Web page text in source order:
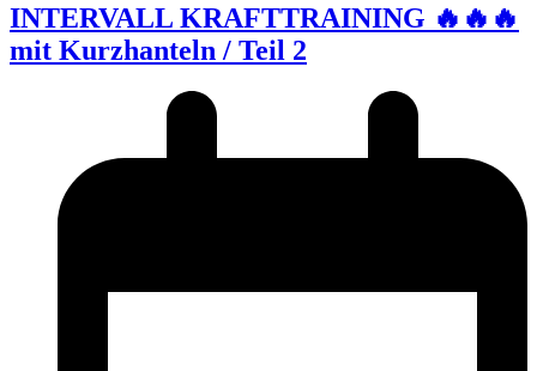
INTERVALL KRAFTTRAINING 🔥🔥🔥
mit Kurzhanteln / Teil 2